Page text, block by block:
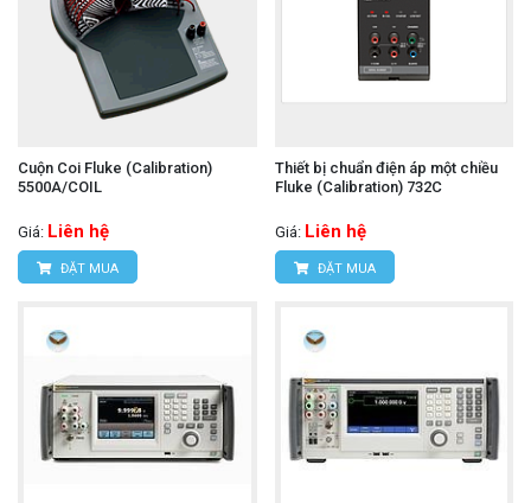
Cuộn Coi Fluke (Calibration)
5500A/COIL
Giá: Liên hệ
ĐẶT MUA
Thiết bị chuẩn điện áp một chiều
Fluke (Calibration) 732C
Giá: Liên hệ
ĐẶT MUA